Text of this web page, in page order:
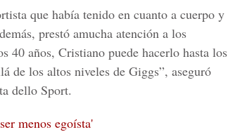
que había tenido en cuanto a cuerpo y
prestó amucha atención a los
40 años, Cristiano puede hacerlo hasta los
de los altos niveles de Giggs”, aseguró
dello Sport.
menos egoísta'